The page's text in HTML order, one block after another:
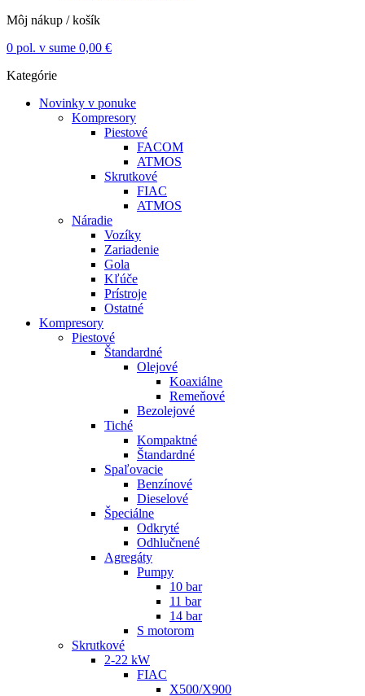
Môj nákup / košík
0 pol. v sume 0,00 €
Kategórie
Novinky v ponuke
Kompresory
Piestové
FACOM
ATMOS
Skrutkové
FIAC
ATMOS
Náradie
Vozíky
Zariadenie
Gola
Kľúče
Prístroje
Ostatné
Kompresory
Piestové
Štandardné
Olejové
Koaxiálne
Remeňové
Bezolejové
Tiché
Kompaktné
Štandardné
Spaľovacie
Benzínové
Dieselové
Špeciálne
Odkryté
Odhlučnené
Agregáty
Pumpy
10 bar
11 bar
14 bar
S motorom
Skrutkové
2-22 kW
FIAC
X500/X900